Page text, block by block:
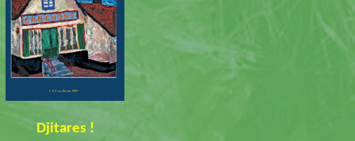
Djitares !